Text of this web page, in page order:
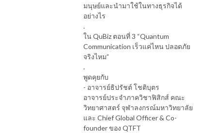
มนุษย์และนำมาใช้ในทางธุรกิจได้
อย่างไร
.
ใน QuBiz ตอนที่ 3 “Quantum
Communication เร็วแค่ไหน ปลอดภัย
จริงไหม”
.
พูดคุยกับ
- อาจารย์ธิปรัชต์ โชติบุตร
อาจารย์ประจำภาควิชาฟิสิกส์ คณะ
วิทยาศาสตร์ จุฬาลงกรณ์มหาวิทยาลัย
และ Chief Global Officer & Co-
founder ของ QTFT